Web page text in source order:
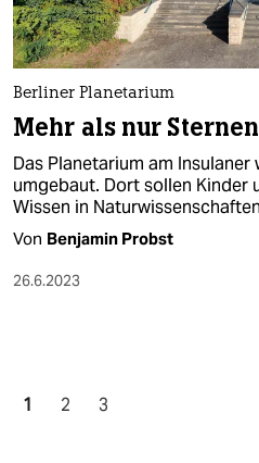
Berliner Planetarium
Mehr als nur
Das Planetarium am
umgebaut. Dort sollen Kinder
Wissen in
Von Benjamin Probst
26.6.2023
1 2 3